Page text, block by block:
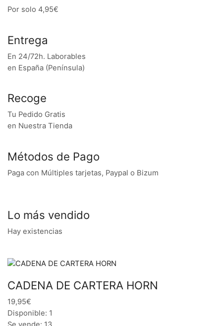
Por solo 4,95€
Entrega
En 24/72h. Laborables
en España (Península)
Recoge
Tu Pedido Gratis
en Nuestra Tienda
Métodos de Pago
Paga con Múltiples tarjetas, Paypal o Bizum
Lo más vendido
Hay existencias
CADENA DE CARTERA HORN
19,95€
Disponible: 1